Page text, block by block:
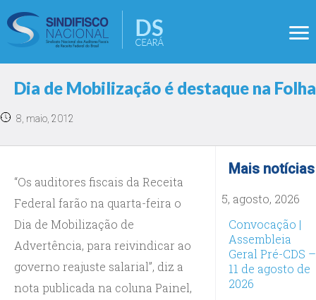
Dia de Mobilização é destaque na
8, maio, 2012
“Os auditores fiscais da Receita
Federal farão na quarta-feira o
Dia de Mobilização de
Advertência, para reivindicar ao
governo reajuste salarial”, diz a
nota publicada na coluna Painel,
Mais notícias
5, agosto, 2026
Convocação |
Assembleia
Geral Pré-CDS –
11 de agosto de
2026